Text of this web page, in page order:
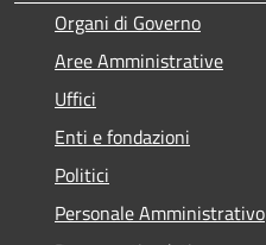
Organi di Governo
Aree Amministrative
Uffici
Enti e fondazioni
Politici
Personale Amministrativo